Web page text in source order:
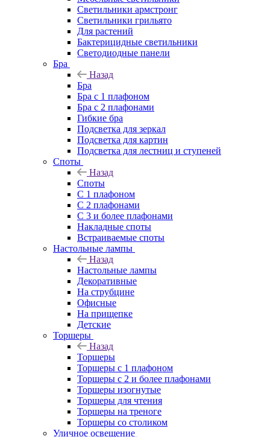
Светильники армстронг
Светильники грильято
Для растений
Бактерицидные светильники
Светодиодные панели
Бра
Назад
Бра
Бра с 1 плафоном
Бра с 2 плафонами
Гибкие бра
Подсветка для зеркал
Подсветка для картин
Подсветка для лестниц и ступеней
Споты
Назад
Споты
С 1 плафоном
С 2 плафонами
С 3 и более плафонами
Накладные споты
Встраиваемые споты
Настольные лампы
Назад
Настольные лампы
Декоративные
На струбцине
Офисные
На прищепке
Детские
Торшеры
Назад
Торшеры
Торшеры с 1 плафоном
Торшеры с 2 и более плафонами
Торшеры изогнутые
Торшеры для чтения
Торшеры на треноге
Торшеры со столиком
Уличное освещение